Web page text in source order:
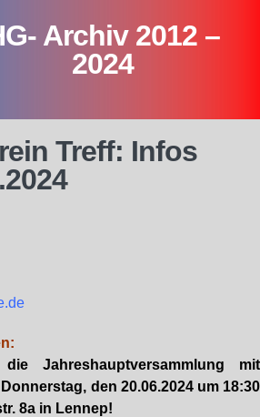
Archiv 2012 –
2024
Treff: Infos
Jahreshauptversammlung mit
den 20.06.2024 um 18:30
8a in Lennep!